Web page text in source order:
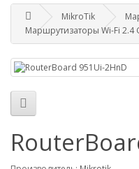
г. Бишкек, ул.
Посмотреть адрес в
MikroTik
Маршрутизаторы Wi-Fi 2.4